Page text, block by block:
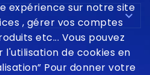
expérience sur notre site
, gérer vos comptes
etc... Vous pouvez
de cookies en
Pour donner votre
